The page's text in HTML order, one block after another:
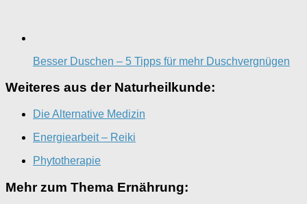
Besser Duschen – 5 Tipps für mehr Duschvergnügen
Weiteres aus der Naturheilkunde:
Die Alternative Medizin
Energiearbeit – Reiki
Phytotherapie
Mehr zum Thema Ernährung: